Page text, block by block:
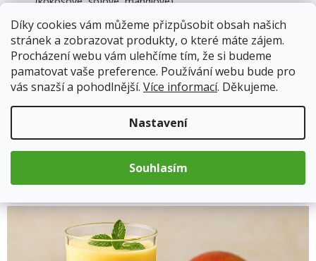
Díky cookies vám můžeme přizpůsobit obsah našich
stránek a zobrazovat produkty, o které máte zájem.
Procházení webu vám ulehčíme tím, že si budeme
pamatovat vaše preference. Používání webu bude pro
vás snazší a pohodlnější. Více informací. Děkujeme.
Nastavení
Souhlasím
oříšku dodá exotický nádech.
Dietní verze:vynechte cukr, použijte jen mango a
nízkotučný jogurt.
Mango lassi a jeho přínosy pro zdraví
Mangododává vitamín A a C, vlákninu a antioxidanty.
přispívá bílkovinami a probiotiky, která podporují
Mango lassi kalorie